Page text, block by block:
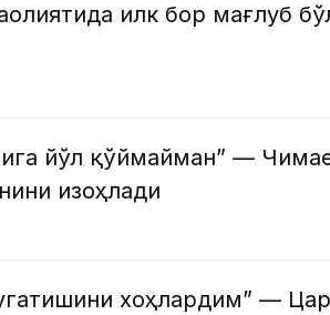
илк бор мағлуб
йўл қўймайман” —
изоҳлади
хоҳлардим” —